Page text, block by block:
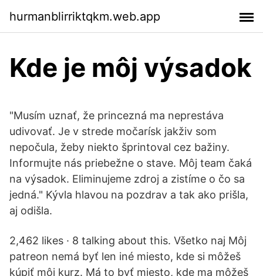
hurmanblirriktqkm.web.app
Kde je môj výsadok
"Musím uznať, že princezná ma neprestáva
udivovať. Je v strede močarísk jakživ som
nepočula, žeby niekto šprintoval cez bažiny.
Informujte nás priebežne o stave. Môj team čaká
na výsadok. Eliminujeme zdroj a zistíme o čo sa
jedná." Kývla hlavou na pozdrav a tak ako prišla,
aj odišla.
2,462 likes · 8 talking about this. Všetko naj Môj
patreon nemá byť len iné miesto, kde si môžeš
kúpiť môj kurz. Má to byť miesto, kde ma môžeš